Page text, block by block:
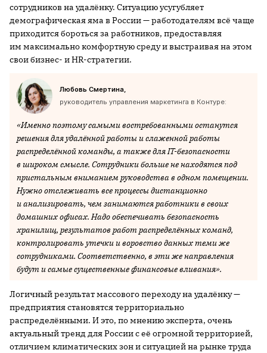
сотрудников на удалёнку. Ситуацию усугубляет
демографическая яма в России — работодателям всё чаще
приходится бороться за работников, предоставляя
им максимально комфортную среду и выстраивая на этом
свои бизнес- и HR-стратегии.
Любовь Смертина,
руководитель управления маркетинга в Контуре:
«Именно поэтому самыми востребованными останутся
решения для удалённой работы и слаженной работы
распределённой команды, а также для IT-безопасности
в широком смысле. Сотрудники больше не находятся под
пристальным вниманием руководства в одном помещении.
Нужно отслеживать все процессы дистанционно
и анализировать, чем занимаются работники в своих
домашних офисах. Надо обеспечивать безопасность
хранилищ, результатов работ распределённых команд,
контролировать утечки и воровство данных теми же
сотрудниками. Соответственно, в эти же направления
будут и самые существенные финансовые вливания».
Логичный результат массового переходу на удалёнку —
предприятия становятся территориально
распределёнными. И это, по мнению эксперта, очень
актуальный тренд для России с её огромной территорией,
отличием климатических зон и ситуацией на рынке труда